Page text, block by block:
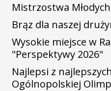
Mistrzostwa
Brąz dla naszej
Wysokie miejsce w
"Perspektywy 2026"
Najlepsi z
Ogólnopolskiej